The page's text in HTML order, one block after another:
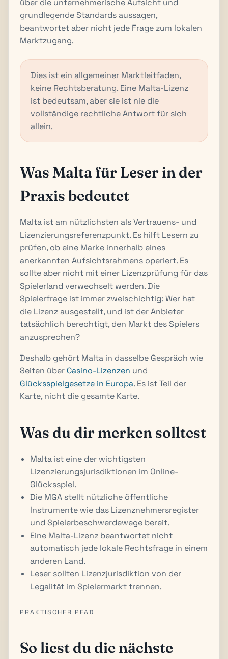
über die unternehmerische Aufsicht und
grundlegende Standards aussagen,
beantwortet aber nicht jede Frage zum lokalen
Marktzugang.
Dies ist ein allgemeiner Marktleitfaden,
keine Rechtsberatung. Eine Malta-Lizenz
ist bedeutsam, aber sie ist nie die
vollständige rechtliche Antwort für sich
allein.
Was Malta für Leser in der
Praxis bedeutet
Malta ist am nützlichsten als Vertrauens- und
Lizenzierungsreferenzpunkt. Es hilft Lesern zu
prüfen, ob eine Marke innerhalb eines
anerkannten Aufsichtsrahmens operiert. Es
sollte aber nicht mit einer Lizenzprüfung für das
Spielerland verwechselt werden. Die
Spielerfrage ist immer zweischichtig: Wer hat
die Lizenz ausgestellt, und ist der Anbieter
tatsächlich berechtigt, den Markt des Spielers
anzusprechen?
Deshalb gehört Malta in dasselbe Gespräch wie
Seiten über Casino-Lizenzen und
Glücksspielgesetze in Europa. Es ist Teil der
Karte, nicht die gesamte Karte.
Was du dir merken solltest
Malta ist eine der wichtigsten
Lizenzierungsjurisdiktionen im Online-
Glücksspiel.
Die MGA stellt nützliche öffentliche
Instrumente wie das Lizenznehmersregister
und Spielerbeschwerdewege bereit.
Eine Malta-Lizenz beantwortet nicht
automatisch jede lokale Rechtsfrage in einem
anderen Land.
Leser sollten Lizenzjurisdiktion von der
Legalität im Spielermarkt trennen.
PRAKTISCHER PFAD
So liest du die nächste